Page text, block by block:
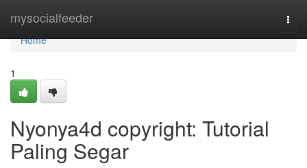
mysocialfeeder
Home
Home
1
Nyonya4d copyright: Tutorial
Paling Segar